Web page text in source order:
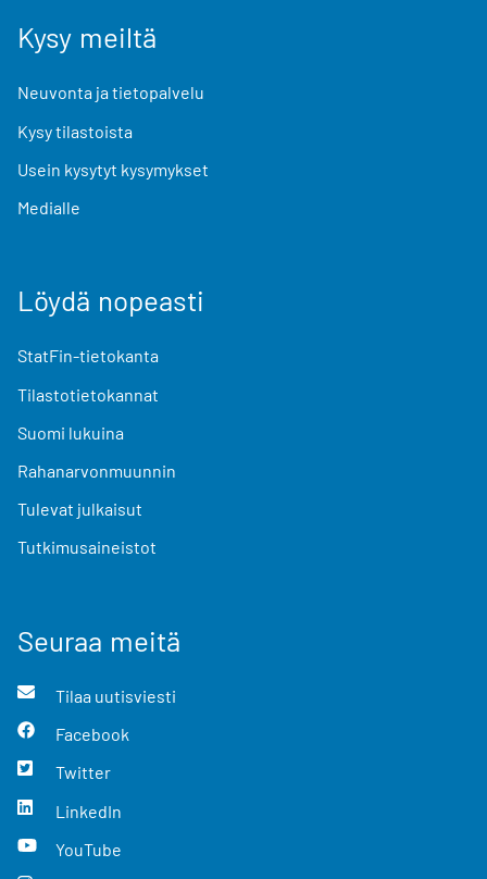
Kysy meiltä
Neuvonta ja tietopalvelu
Kysy tilastoista
Usein kysytyt kysymykset
Medialle
Löydä nopeasti
StatFin-tietokanta
Tilastotietokannat
Suomi lukuina
Rahanarvonmuunnin
Tulevat julkaisut
Tutkimusaineistot
Seuraa meitä
Tilaa uutisviesti
Facebook
Twitter
LinkedIn
YouTube